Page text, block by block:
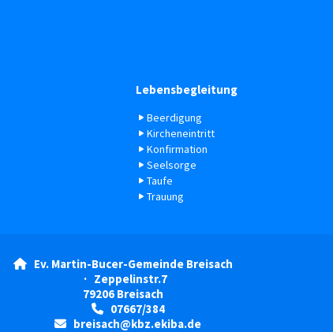
Lebensbegleitung
Beerdigung
Kircheneintritt
Konfirmation
Seelsorge
Taufe
Trauung

Ev. Martin-Bucer-Gemeinde Breisach
· Zeppelinstr.7
79206 Breisach
07667/384
 breisach@kbz.ekiba.de